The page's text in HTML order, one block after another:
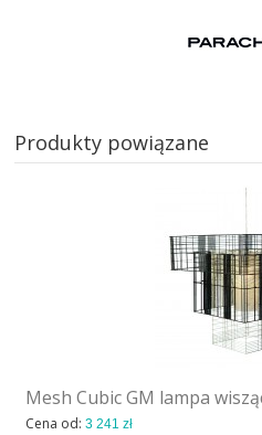
Produkty powiązane
Mesh Cubic GM lampa
Cena od:3 241 zł